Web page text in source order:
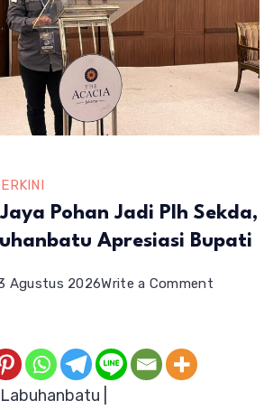
Pohan Jadi Plh Sekda,
Apresiasi Bupati
Agustus 2026Write a Commenton
|